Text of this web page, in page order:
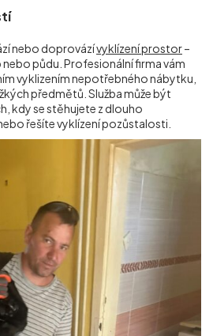
nebo doprovázívyklízení prostor–
nebo půdu. Profesionální firma vám
vyklizením nepotřebného nábytku,
předmětů. Služba může být
kdy se stěhujete z dlouho
řešíte vyklízení pozůstalosti.